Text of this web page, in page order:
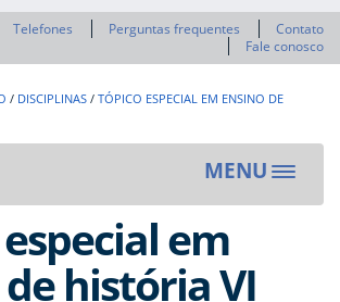
Telefones Perguntas frequentes
Contato
Fale conosco
/ DISCIPLINAS / TÓPICO ESPECIAL EM ENSINO DE
MENU
Toggle
em
história VI